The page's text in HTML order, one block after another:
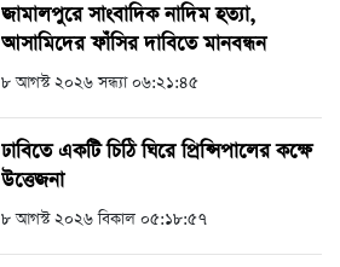
জামালপুরে সাংবাদিক নাদিম হত্যা,
আসামিদের ফাঁসির দাবিতে মানবন্ধন
৮ আগস্ট ২০২৬ সন্ধ্যা ০৬:২১:৪৫
ঢাবিতে একটি চিঠি ঘিরে প্রিন্সিপালের কক্ষে
উত্তেজনা
৮ আগস্ট ২০২৬ বিকাল ০৫:১৮:৫৭